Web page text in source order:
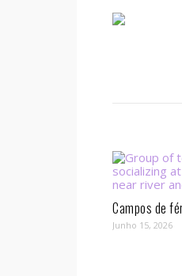
Campos de
Junho 15, 2026